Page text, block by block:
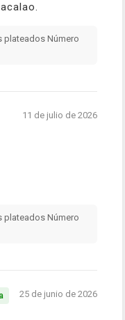
plateados Número
11 de julio de 2026
plateados Número
25 de junio de 2026